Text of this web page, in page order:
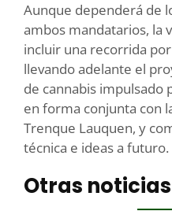
Aunque dependerá de
ambos mandatarios, la
incluir una recorrida
llevando adelante el
de cannabis impulsado
en forma conjunta con
Trenque Lauquen, y
técnica e ideas a futuro.
Otras noticias